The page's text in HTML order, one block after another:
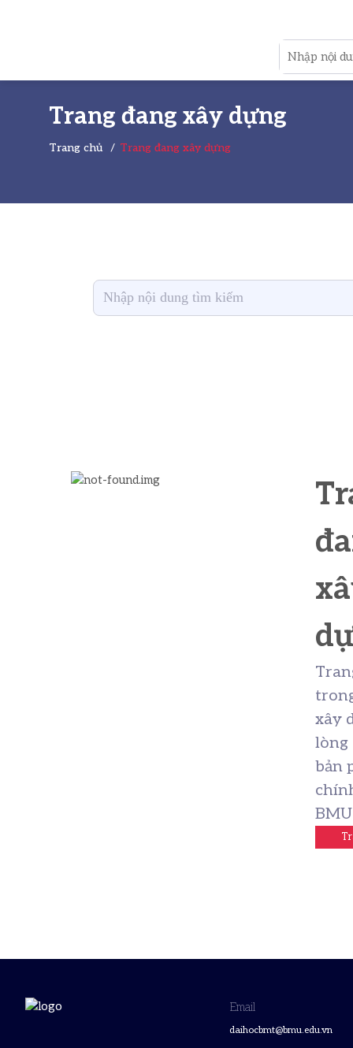
Trang đang xây dựng
Trang chủ Trang đang xây dựng
xây
lòng
bản
Email
daihocbmt@bmu.edu.vn